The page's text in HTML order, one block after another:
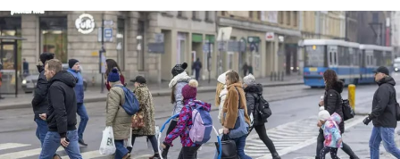
Kliknij, aby powiększyć